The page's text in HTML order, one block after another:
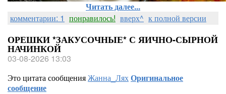
Читать далее...
комментарии: 1 понравилось! вверх^ к полной версии
ОРЕШКИ *ЗАКУСОЧНЫЕ* С ЯИЧНО-СЫРНОЙ
НАЧИНКОЙ
03-08-2026 13:03
Это цитата сообщенияЖанна_ЛяхОригинальное
сообщение